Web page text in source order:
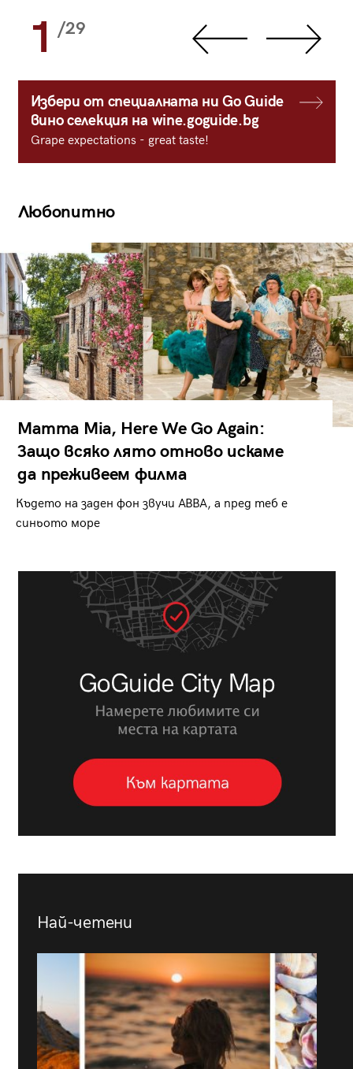
1 /29
Избери от специалната ни Go Guide
вино селекция на wine.goguide.bg
Grape expectations - great taste!
Любопитно
Mamma Mia, Here We Go Again:
Защо всяко лято отново искаме
да преживеем филма
Където на заден фон звучи ABBA, а пред теб е
синьото море
Най-четени